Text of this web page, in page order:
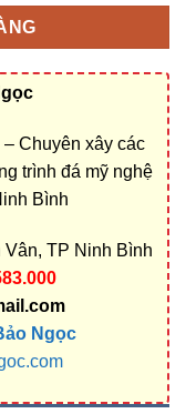
Chuyên xây các
trình đá mỹ nghệ
Bình
TP Ninh Bình
Ngọc